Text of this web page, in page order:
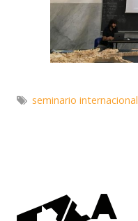
seminario internacional